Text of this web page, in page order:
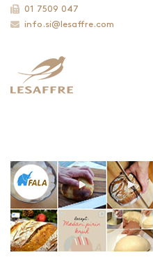
01 7509 047
info.si@lesaffre.com